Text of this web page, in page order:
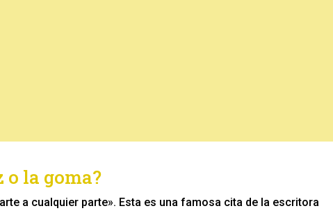
o la goma?
a cualquier parte». Esta es una famosa cita de la escritora